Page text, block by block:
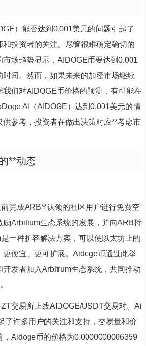
）能否达到0.001美元的问题引起了
和投资者的关注。尽管很难确定确切的
市场趋势显示，AIDOGE币要达到0.001
时间。然而，如果未来的加密市场继续
我们对AIDOGE币价格的预测，有可能在
AI（AIDOGE）达到0.001美元的情
供参考，投资者在做出决策时应**考虑市
**动态
完成ARB**认领的社区用户进行免费空
励Arbitrum生态系统的发展，并向ARB持
一种扩容解决方案，可以使以太坊上的
更便宜、更可扩展。Aidoge币通过此举
开发者加入Arbitrum生态系统，共同推动
交易所上线AIDOGE/USDT交易对。Ai
了许多用户的关注和支持，交易量和价
，Aidoge币的价格为0.0000000006359